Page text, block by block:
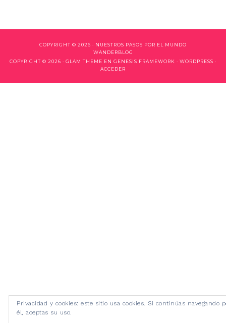
COPYRIGHT © 2026 · NUESTROS PASOS POR EL MUNDO
WANDERBLOG
COPYRIGHT © 2026 · GLAM THEME EN GENESIS FRAMEWORK · WORDPRESS ·
ACCEDER
Privacidad y cookies: este sitio usa cookies. Si continúas navegando
él, aceptas su uso.